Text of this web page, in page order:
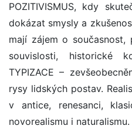
POZITIVISMUS, kdy
dokázat smysly a
mají zájem o současnost,
souvislosti, historické
TYPIZACE –
rysy lidských postav.
v antice, renesanci,
novorealismu i naturalismu.